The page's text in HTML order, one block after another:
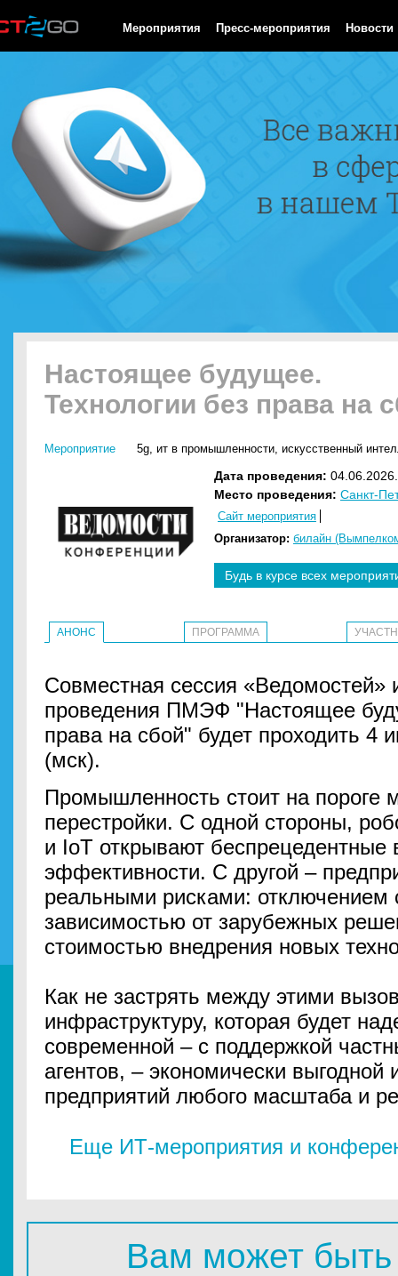
Мероприятия Пресс-мероприятия Новости
Настоящее будущее.
Технологии без права на
Мероприятие 5g, ит в промышленности, искусственный
Дата проведения:
Место проведения: Санкт-
Сайт мероприятия
Организатор: билайн
Будь в курсе всех
АНОНС ПРОГРАММА
Совместная сессия «Ведомостей»
проведения ПМЭФ "Настоящее
права на сбой" будет проходить 4
(мск).
Промышленность стоит на пороге
перестройки. С одной стороны,
и IoT открывают беспрецедентные
эффективности. С другой –
реальными рисками: отключением
зависимостью от зарубежных
стоимостью внедрения новых
Как не застрять между этими
инфраструктуру, которая будет
современной – с поддержкой
агентов, – экономически выгодной
предприятий любого масштаба и
Еще ИТ-мероприятия и
Вам может быть